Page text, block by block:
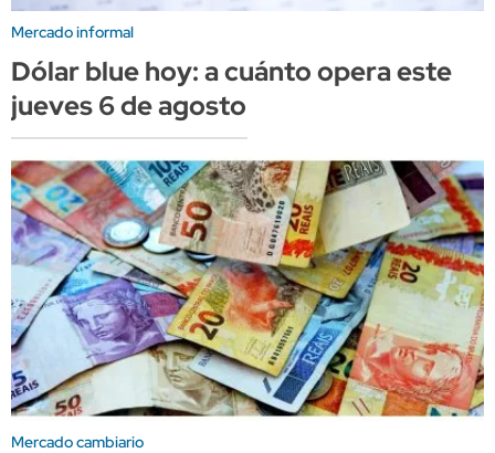
Mercado informal
Dólar blue hoy: a cuánto opera este
jueves 6 de agosto
Mercado cambiario